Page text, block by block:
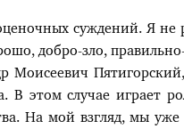
суждений. Я не
добро-зло,
Моисеевич
В этом случае играет
На мой взгляд, мы